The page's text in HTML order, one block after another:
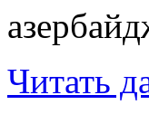
Читать